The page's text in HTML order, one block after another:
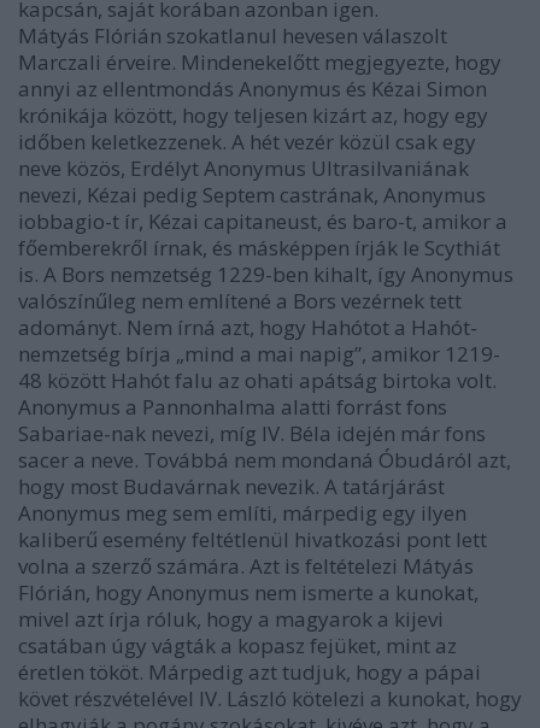
kapcsán, saját korában azonban igen.
Mátyás Flórián szokatlanul hevesen válaszolt
Marczali érveire. Mindenekelőtt megjegyezte, hogy
annyi az ellentmondás Anonymus és Kézai Simon
krónikája között, hogy teljesen kizárt az, hogy egy
időben keletkezzenek. A hét vezér közül csak egy
neve közös, Erdélyt Anonymus Ultrasilvaniának
nevezi, Kézai pedig Septem castrának, Anonymus
iobbagio-t ír, Kézai capitaneust, és baro-t, amikor a
főemberekről írnak, és másképpen írják le Scythiát
is. A Bors nemzetség 1229-ben kihalt, így Anonymus
valószínűleg nem említené a Bors vezérnek tett
adományt. Nem írná azt, hogy Hahótot a Hahót-
nemzetség bírja „mind a mai napig”, amikor 1219-
48 között Hahót falu az ohati apátság birtoka volt.
Anonymus a Pannonhalma alatti forrást fons
Sabariae-nak nevezi, míg IV. Béla idején már fons
sacer a neve. Továbbá nem mondaná Óbudáról azt,
hogy most Budavárnak nevezik. A tatárjárást
Anonymus meg sem említi, márpedig egy ilyen
kaliberű esemény feltétlenül hivatkozási pont lett
volna a szerző számára. Azt is feltételezi Mátyás
Flórián, hogy Anonymus nem ismerte a kunokat,
mivel azt írja róluk, hogy a magyarok a kijevi
csatában úgy vágták a kopasz fejüket, mint az
éretlen tököt. Márpedig azt tudjuk, hogy a pápai
követ részvételével IV. László kötelezi a kunokat, hogy